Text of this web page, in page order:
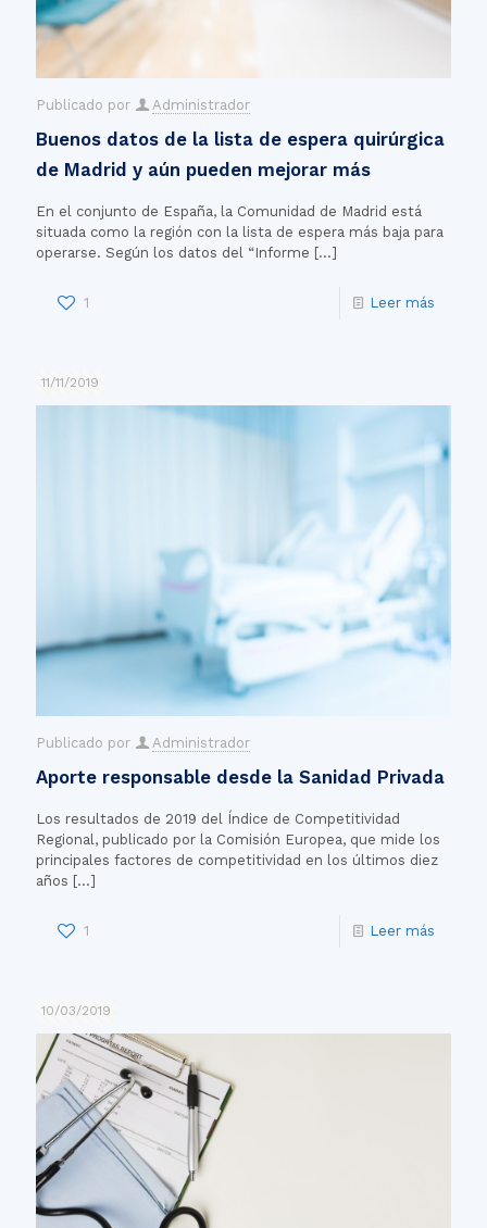
Publicado por Administrador
Buenos datos de la lista de espera quirúrgica
de Madrid y aún pueden mejorar más
En el conjunto de España, la Comunidad de Madrid está
situada como la región con la lista de espera más baja para
operarse. Según los datos del “Informe […]
1 Leer más
11/11/2019
Publicado por Administrador
Aporte responsable desde la Sanidad Privada
Los resultados de 2019 del Índice de Competitividad
Regional, publicado por la Comisión Europea, que mide los
principales factores de competitividad en los últimos diez
años […]
1 Leer más
10/03/2019